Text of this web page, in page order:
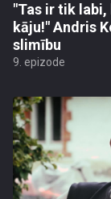
"Tas ir tik
kāju!" Andris
slimību
9. epizode